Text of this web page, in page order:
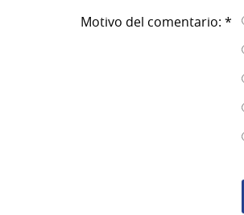
Motivo del comentario: *